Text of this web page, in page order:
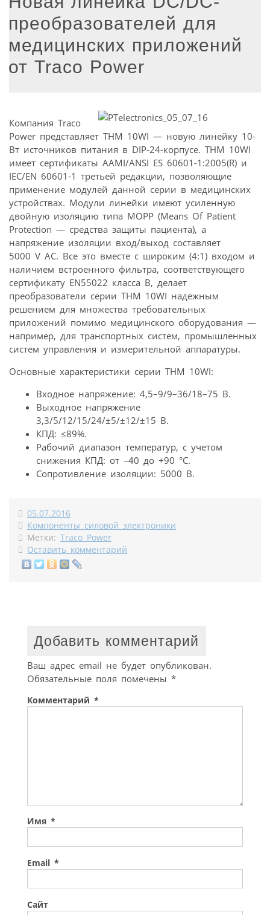
преобразователей для
медицинских приложений
от Traco Power
Компания Traco
Power представляет THM 10WI — новую линейку 10-
Вт источников питания в DIP-24-корпусе. THM 10WI
имеет сертификаты AAMI/ANSI ES 60601-1:2005(R) и
IEC/EN 60601-1 третьей редакции, позволяющие
применение модулей данной серии в медицинских
устройствах. Модули линейки имеют усиленную
двойную изоляцию типа MOPP (Means Of Patient
Protection — средства защиты пациента), а
напряжение изоляции вход/выход составляет
5000 V AC. Все это вместе с широким (4:1) входом и
наличием встроенного фильтра, соответствующего
сертификату EN55022 класса В, делает
преобразователи серии THM 10WI надежным
решением для множества требовательных
приложений помимо медицинского оборудования —
например, для транспортных систем, промышленных
систем управления и измерительной аппаратуры.
Основные характеристики серии THM 10WI:
Входное напряжение: 4,5–9/9–36/18–75 В.
Выходное напряжение
3,3/5/12/15/24/±5/±12/±15 В.
КПД: ≤89%.
Рабочий диапазон температур, с учетом
снижения КПД: от –40 до +90 °С.
Сопротивление изоляции: 5000 В.
05.07.2016
Компоненты силовой электроники
Метки: Traco Power
Оставить комментарий
Добавить комментарий
Ваш адрес email не будет опубликован.
Обязательные поля помечены *
Комментарий *
Имя *
Email *
Сайт